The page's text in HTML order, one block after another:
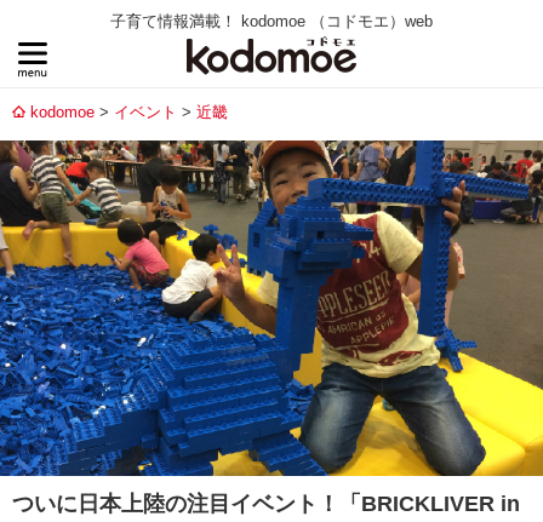
子育て情報満載！ kodomoe （コドモエ）web
kodomoe イベント 近畿
ついに日本上陸の注目イベント！「BRICKLIVER in